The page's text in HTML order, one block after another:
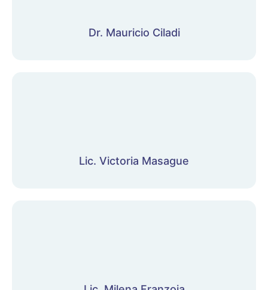
Dr. Mauricio Ciladi
Lic. Victoria Masague